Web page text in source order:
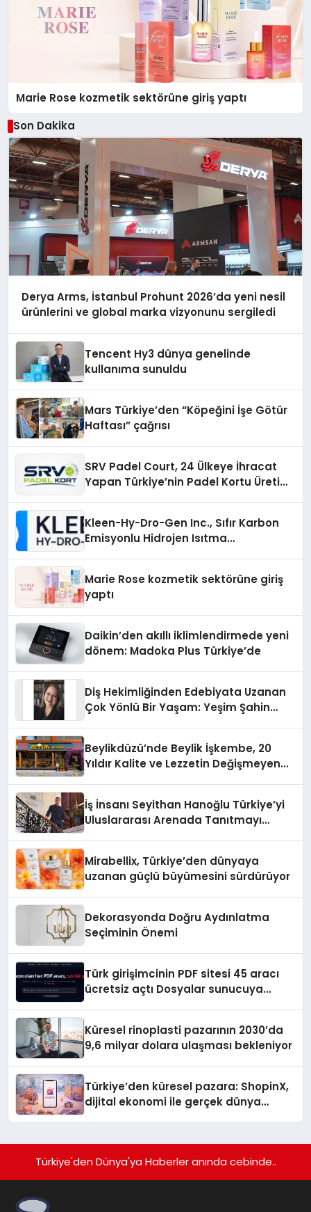
Marie Rose kozmetik sektörüne giriş yaptı
Son Dakika
Derya Arms, İstanbul Prohunt 2026’da yeni nesil
ürünlerini ve global marka vizyonunu sergiledi
Tencent Hy3 dünya genelinde
kullanıma sunuldu
Mars Türkiye’den “Köpeğini İşe Götür
Haftası” çağrısı
SRV Padel Court, 24 Ülkeye İhracat
Yapan Türkiye’nin Padel Kortu Üretim
Kleen-Hy-Dro-Gen Inc., Sıfır Karbon
Emisyonlu Hidrojen Isıtma
Marie Rose kozmetik sektörüne giriş
yaptı
Daikin’den akıllı iklimlendirmede yeni
dönem: Madoka Plus Türkiye’de
Diş Hekimliğinden Edebiyata Uzanan
Çok Yönlü Bir Yaşam: Yeşim Şahin
Beylikdüzü’nde Beylik İşkembe, 20
Yıldır Kalite ve Lezzetin Değişmeyen
İş İnsanı Seyithan Hanoğlu Türkiye’yi
Uluslararası Arenada Tanıtmayı
Mirabellix, Türkiye’den dünyaya
uzanan güçlü büyümesini sürdürüyor
Dekorasyonda Doğru Aydınlatma
Seçiminin Önemi
Türk girişimcinin PDF sitesi 45 aracı
ücretsiz açtı Dosyalar sunucuya
Küresel rinoplasti pazarının 2030’da
9,6 milyar dolara ulaşması bekleniyor
Türkiye’den küresel pazara: ShopinX,
dijital ekonomi ile gerçek dünya
Türkiye'den Dünya'ya Haberler anında cebinde..